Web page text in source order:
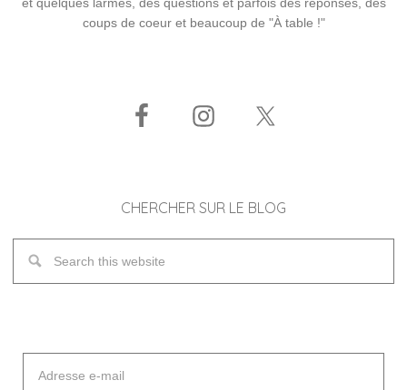
coups de coeur et beaucoup de "À table !"
CHERCHER SUR LE BLOG